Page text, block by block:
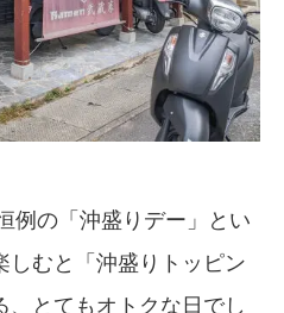
例の「沖盛りデー」とい
しむと「沖盛りトッピン
、とてもオトクな日でし